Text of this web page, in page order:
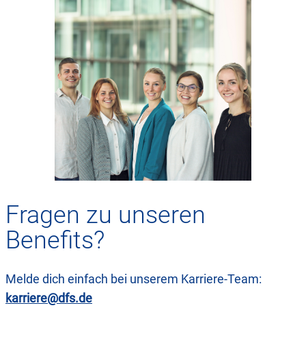
Fragen zu unseren
Benefits?
Melde dich einfach bei unserem Karriere-Team:
karriere@dfs.de